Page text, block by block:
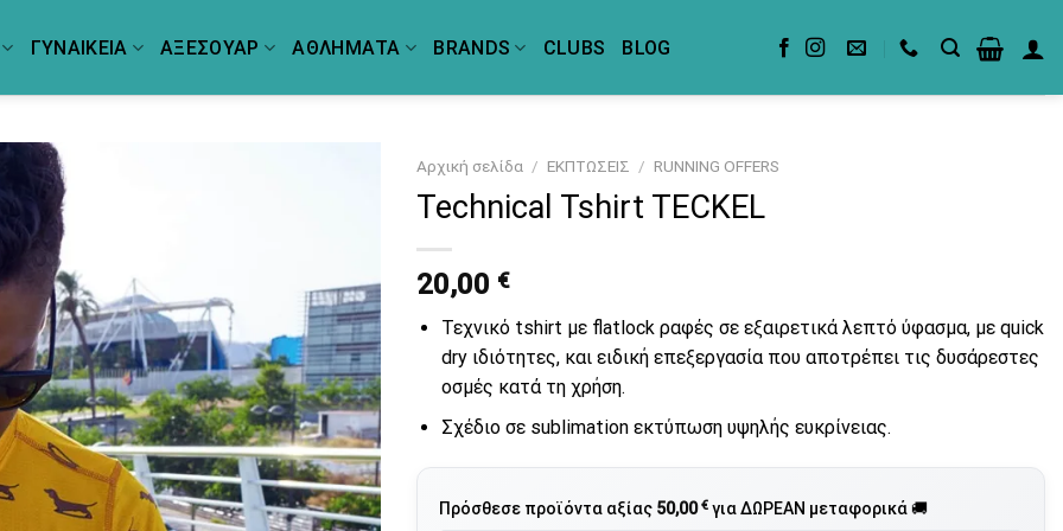
ΓΥΝΑΙΚΕΙΑ ΑΞΕΣΟΥΑΡ ΑΘΛΗΜΑΤΑ BRANDS CLUBS BLOG
Αρχική σελίδα / ΕΚΠΤΩΣΕΙΣ / RUNNING OFFERS
Technical Tshirt TECKEL
20,00 €
Τεχνικό tshirt με flatlock ραφές σε εξαιρετικά λεπτό ύφασμα, με quick
dry ιδιότητες, και ειδική επεξεργασία που αποτρέπει τις δυσάρεστες
οσμές κατά τη χρήση.
Σχέδιο σε sublimation εκτύπωση υψηλής ευκρίνειας.
Πρόσθεσε προϊόντα αξίας 50,00€ για ΔΩΡΕΑΝ μεταφορικά 🚚